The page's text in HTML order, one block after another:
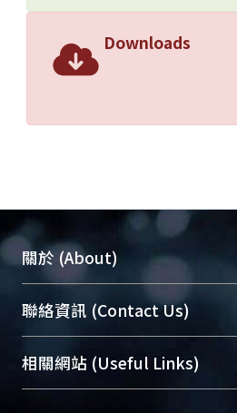
Downloads
關於 (About)
臺大位居世界頂尖大學之列
展現本校豐碩的研究成果及
機構典藏（NTUR）與學術庫
台，成為臺大學術典藏NTU
聯絡資訊 (Contact Us)
總館學科館員(Main Library)
醫學圖書館學科館員(Medical
相關網站 (Useful Links)